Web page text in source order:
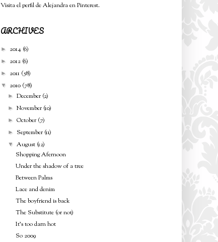
Visita el perfil de Alejandra en Pinterest.
ARCHIVES
► 2014 (6)
► 2012 (6)
► 2011 (58)
▼ 2010 (78)
►December (2)
►November (10)
►October (7)
► September (11)
▼ August (12)
Shopping Afernoon
Under the shadow of a tree
Between Palms
Lace and denim
The boyfriend is back
The Substitute (or not)
It's too darn hot
So 2009